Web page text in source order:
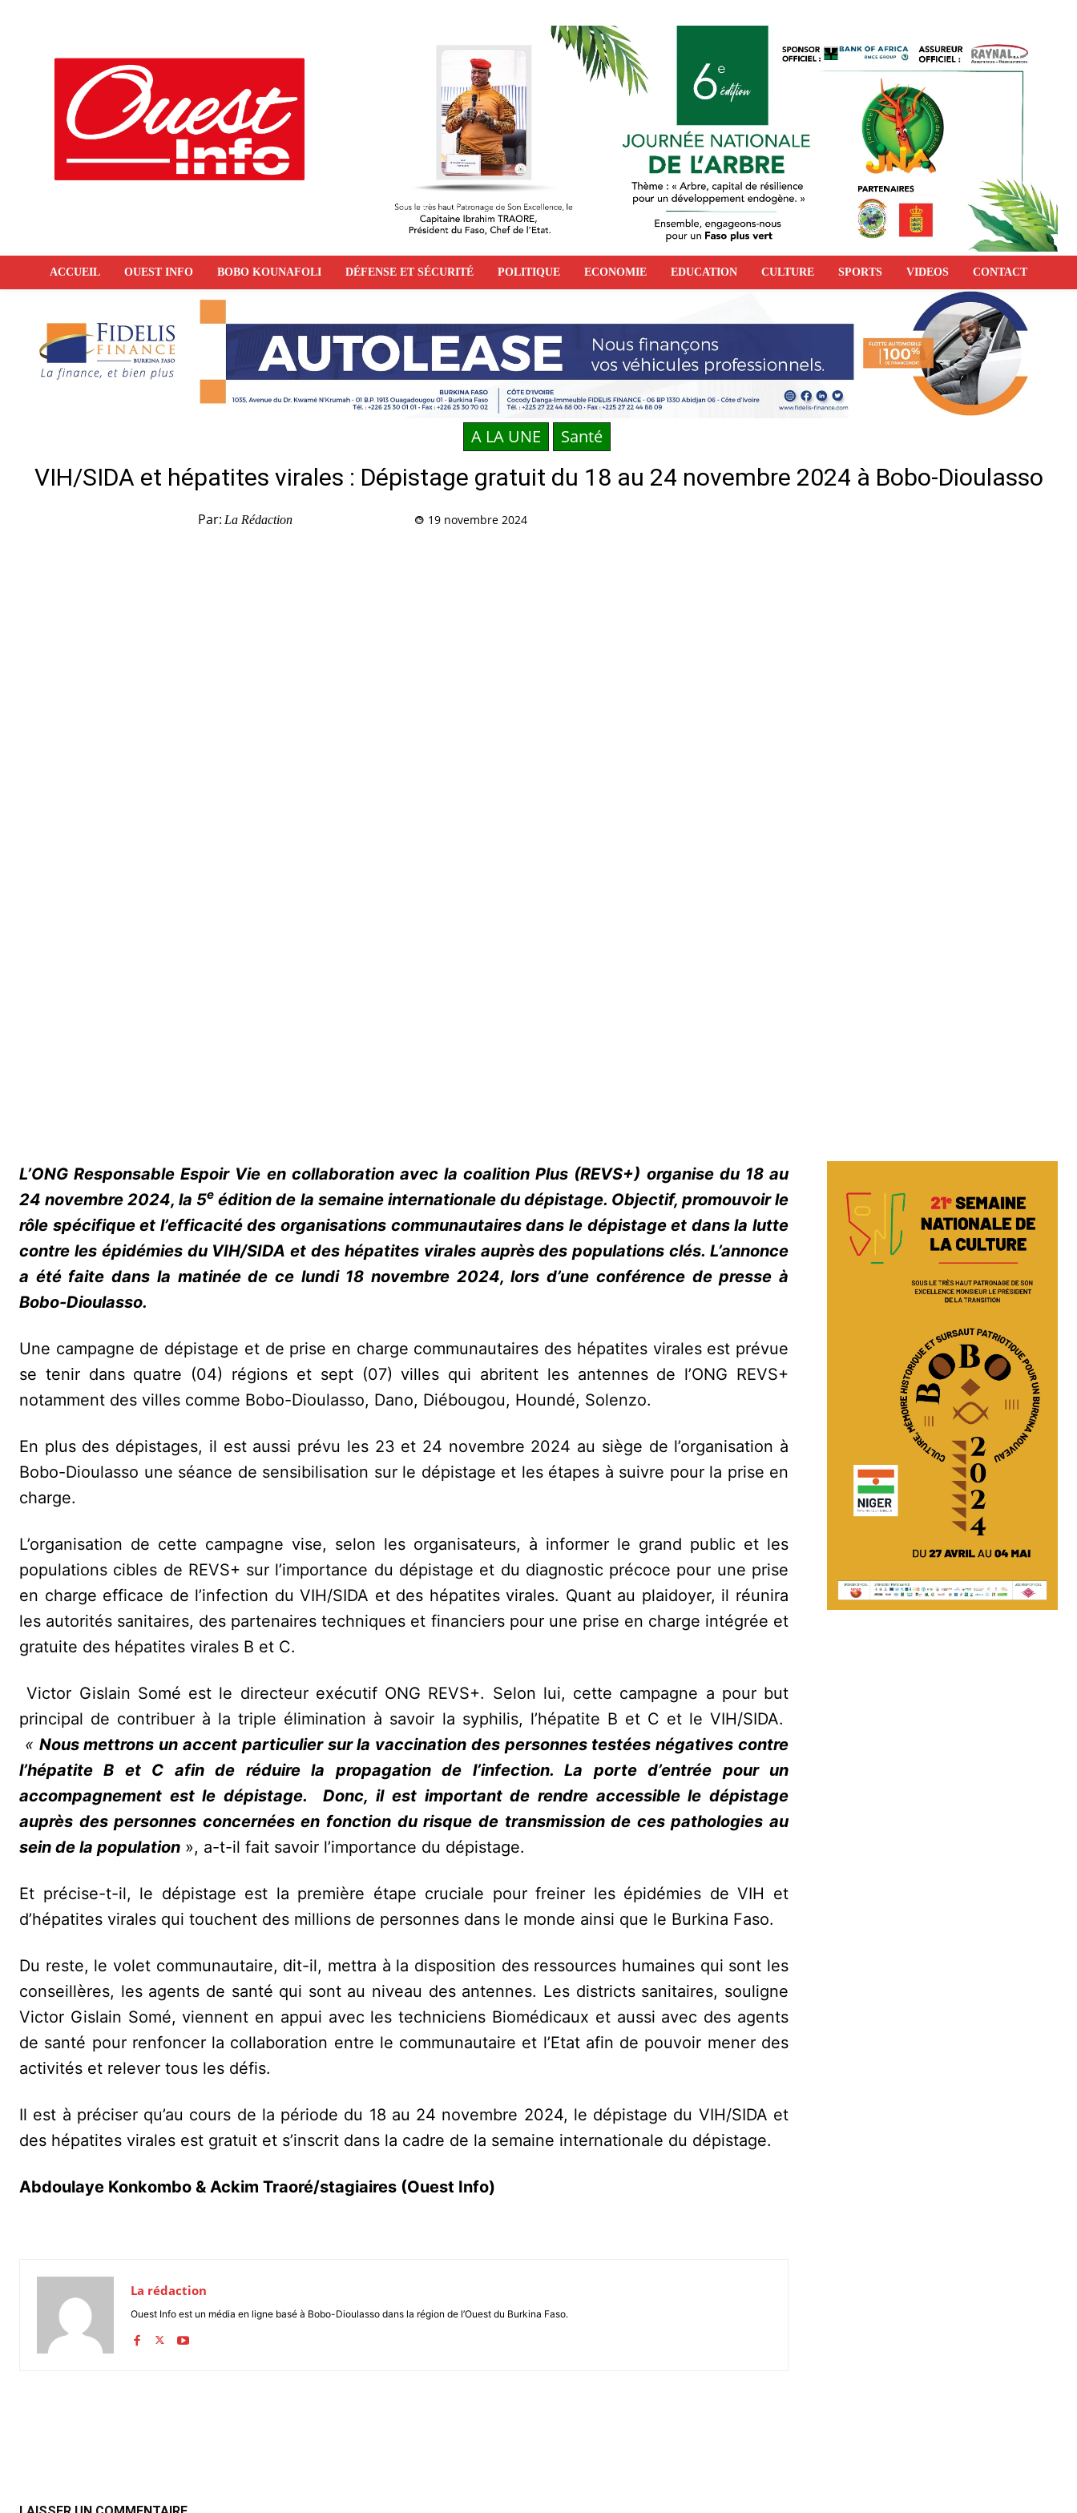
ACCUEIL OUEST INFO BOBO KOUNAFOLI DÉFENSE ET SÉCURITÉ POLITIQUE ECONOMIE EDUCATION CULTURE SPORTS VIDEOS CONTACT
A LA UNE Santé
VIH/SIDA et hépatites virales : Dépistage gratuit du 18 au 24 novembre 2024 à Bobo-Dioulasso
Par: La Rédaction 19 novembre 2024
L’ONG Responsable Espoir Vie en collaboration avec la coalition Plus (REVS+) organise du 18 au
24 novembre 2024, la 5e édition de la semaine internationale du dépistage. Objectif, promouvoir le
rôle spécifique et l’efficacité des organisations communautaires dans le dépistage et dans la lutte
contre les épidémies du VIH/SIDA et des hépatites virales auprès des populations clés. L’annonce
a été faite dans la matinée de ce lundi 18 novembre 2024, lors d’une conférence de presse à
Bobo-Dioulasso.
Une campagne de dépistage et de prise en charge communautaires des hépatites virales est prévue
se tenir dans quatre (04) régions et sept (07) villes qui abritent les antennes de l’ONG REVS+
notamment des villes comme Bobo-Dioulasso, Dano, Diébougou, Houndé, Solenzo.
En plus des dépistages, il est aussi prévu les 23 et 24 novembre 2024 au siège de l’organisation à
Bobo-Dioulasso une séance de sensibilisation sur le dépistage et les étapes à suivre pour la prise en
charge.
L’organisation de cette campagne vise, selon les organisateurs, à informer le grand public et les
populations cibles de REVS+ sur l’importance du dépistage et du diagnostic précoce pour une prise
en charge efficace de l’infection du VIH/SIDA et des hépatites virales. Quant au plaidoyer, il réunira
les autorités sanitaires, des partenaires techniques et financiers pour une prise en charge intégrée et
gratuite des hépatites virales B et C.
Victor Gislain Somé est le directeur exécutif ONG REVS+. Selon lui, cette campagne a pour but
principal de contribuer à la triple élimination à savoir la syphilis, l’hépatite B et C et le VIH/SIDA.
« Nous mettrons un accent particulier sur la vaccination des personnes testées négatives contre
l’hépatite B et C afin de réduire la propagation de l’infection. La porte d’entrée pour un
accompagnement est le dépistage. Donc, il est important de rendre accessible le dépistage
auprès des personnes concernées en fonction du risque de transmission de ces pathologies au
sein de la population », a-t-il fait savoir l’importance du dépistage.
Et précise-t-il, le dépistage est la première étape cruciale pour freiner les épidémies de VIH et
d’hépatites virales qui touchent des millions de personnes dans le monde ainsi que le Burkina Faso.
Du reste, le volet communautaire, dit-il, mettra à la disposition des ressources humaines qui sont les
conseillères, les agents de santé qui sont au niveau des antennes. Les districts sanitaires, souligne
Victor Gislain Somé, viennent en appui avec les techniciens Biomédicaux et aussi avec des agents
de santé pour renfoncer la collaboration entre le communautaire et l’Etat afin de pouvoir mener des
activités et relever tous les défis.
Il est à préciser qu’au cours de la période du 18 au 24 novembre 2024, le dépistage du VIH/SIDA et
des hépatites virales est gratuit et s’inscrit dans la cadre de la semaine internationale du dépistage.
Abdoulaye Konkombo & Ackim Traoré/stagiaires (Ouest Info)
La rédaction
Ouest Info est un média en ligne basé à Bobo-Dioulasso dans la région de l’Ouest du Burkina Faso.